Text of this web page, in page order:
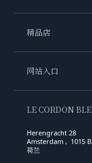
精品店
网站入口
LE CORDON
Herengracht 28
Amsterdam , 1015 BL
荷兰